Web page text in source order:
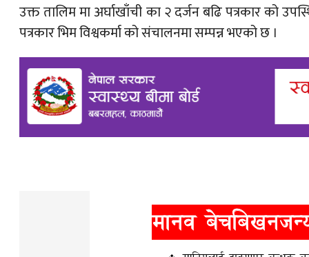
उक्त तालिम मा अर्घाखाँची का २ दर्जन बढि पत्रकार को
पत्रकार भिम विश्वकर्मा को संचालनमा सम्पन्न भएको छ ।